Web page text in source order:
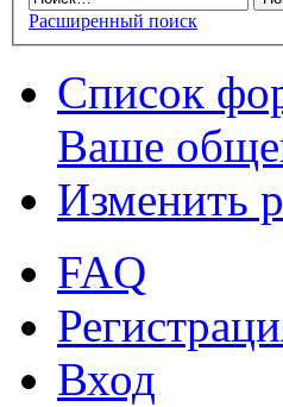
Расширенный поиск
Список
Ваше
Изменить
FAQ
Вход